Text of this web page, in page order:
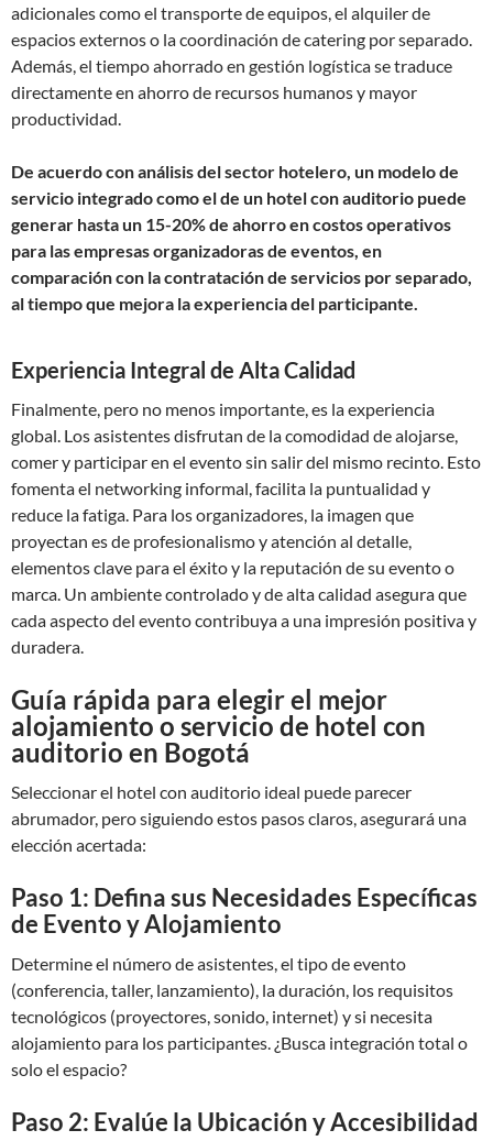
adicionales como el transporte de equipos, el alquiler de
espacios externos o la coordinación de catering por separado.
Además, el tiempo ahorrado en gestión logística se traduce
directamente en ahorro de recursos humanos y mayor
productividad.
De acuerdo con análisis del sector hotelero, un modelo de
servicio integrado como el de un hotel con auditorio puede
generar hasta un 15-20% de ahorro en costos operativos
para las empresas organizadoras de eventos, en
comparación con la contratación de servicios por separado,
al tiempo que mejora la experiencia del participante.
Experiencia Integral de Alta Calidad
Finalmente, pero no menos importante, es la experiencia
global. Los asistentes disfrutan de la comodidad de alojarse,
comer y participar en el evento sin salir del mismo recinto. Esto
fomenta el networking informal, facilita la puntualidad y
reduce la fatiga. Para los organizadores, la imagen que
proyectan es de profesionalismo y atención al detalle,
elementos clave para el éxito y la reputación de su evento o
marca. Un ambiente controlado y de alta calidad asegura que
cada aspecto del evento contribuya a una impresión positiva y
duradera.
Guía rápida para elegir el mejor
alojamiento o servicio de hotel con
auditorio en Bogotá
Seleccionar el hotel con auditorio ideal puede parecer
abrumador, pero siguiendo estos pasos claros, asegurará una
elección acertada:
Paso 1: Defina sus Necesidades Específicas
de Evento y Alojamiento
Determine el número de asistentes, el tipo de evento
(conferencia, taller, lanzamiento), la duración, los requisitos
tecnológicos (proyectores, sonido, internet) y si necesita
alojamiento para los participantes. ¿Busca integración total o
solo el espacio?
Paso 2: Evalúe la Ubicación y Accesibilidad